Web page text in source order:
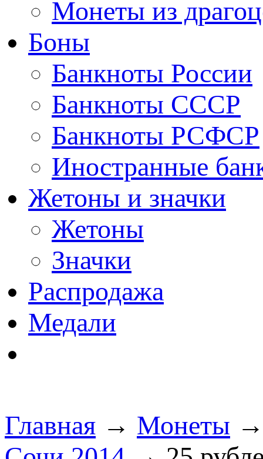
Монеты из
Боны
Банкноты России
Банкноты СССР
Банкноты РСФСР
Иностранные
Жетоны и значки
Жетоны
Значки
Распродажа
Медали
Главная → Монеты